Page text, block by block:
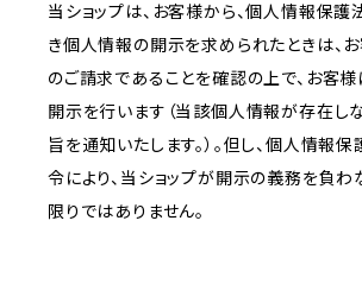
当ショップは、お客様から、個人情報保
き個人情報の開示を求められたときは、
のご請求であることを確認の上で、お客様
開示を行います（当該個人情報が存在し
旨を通知いたします。）。但し、個人情報
令により、当ショップが開示の義務を負わ
限りではありません。